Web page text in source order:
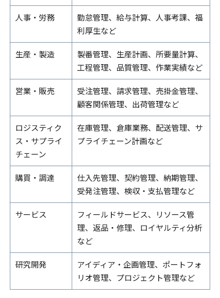
人事・労務
勤怠管理、給与計算、人事考課、福
利厚生など
生産・製造
製番管理、生産計画、所要量計算、
工程管理、品質管理、作業実績など
営業・販売
受注管理、請求管理、売掛金管理、
顧客関係管理、出荷管理など
ロジスティク
ス・サプライ
チェーン
在庫管理、倉庫業務、配送管理、サ
プライチェーン計画など
購買・調達
仕入先管理、契約管理、納期管理、
受発注管理、検収・支払管理など
サービス
フィールドサービス、リソース管
理、返品・修理、ロイヤルティ分析
など
研究開発
アイディア・企画管理、ポートフォ
リオ管理、プロジェクト管理など